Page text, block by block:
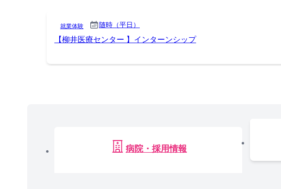
就業体験 随時（平日）
【柳井医療センター 】インターンシップ
病院・採用情報